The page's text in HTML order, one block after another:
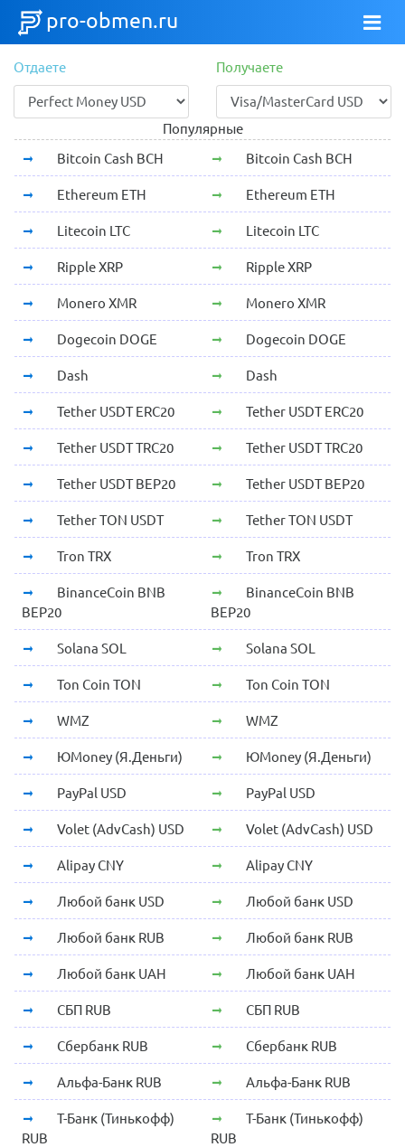
pro-obmen.ru
Отдаете Получаете
Популярные
Bitcoin Cash BCH
Bitcoin Cash BCH
Ethereum ETH Ethereum ETH
Litecoin LTC Litecoin LTC
Ripple XRP Ripple XRP
Monero XMR Monero XMR
Dogecoin DOGE Dogecoin DOGE
Dash Dash
Tether USDT ERC20 Tether USDT ERC20
Tether USDT TRC20 Tether USDT TRC20
Tether USDT BEP20 Tether USDT BEP20
Tether TON USDT Tether TON USDT
Tron TRX Tron TRX
BinanceCoin BNB
BEP20
BinanceCoin BNB
BEP20
Solana SOL Solana SOL
Ton Coin TON Ton Coin TON
WMZ WMZ
ЮMoney (Я.Деньги) ЮMoney (Я.Деньги)
PayPal USD PayPal USD
Volet (AdvCash) USD Volet (AdvCash) USD
Alipay CNY Alipay CNY
Любой банк USD Любой банк USD
Любой банк RUB Любой банк RUB
Любой банк UAH Любой банк UAH
СБП RUB СБП RUB
Сбербанк RUB Сбербанк RUB
Альфа-Банк RUB Альфа-Банк RUB
Т-Банк (Тинькофф)
RUB
Т-Банк (Тинькофф)
RUB